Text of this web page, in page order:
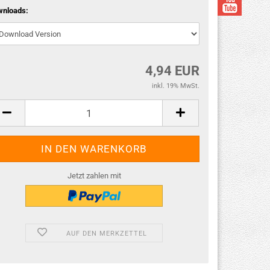
4,94 EUR
inkl. 19% MwSt.
Jetzt zahlen mit
AUF DEN MERKZETTEL